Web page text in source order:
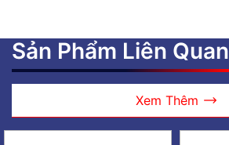
Sản Phẩm Liên Quan
Xem Thêm